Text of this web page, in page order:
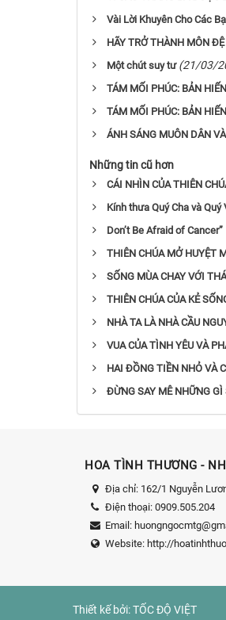
Vài Lời Khuyên Cho Các
HÃY TRỞ THÀNH MÔN
Một chút suy tư (21/03/
TÁM MỐI PHÚC: BẢN
TÁM MỐI PHÚC: BẢN
ÁNH SÁNG MUÔN DÂN
Những tin cũ hơn
CÁI NHÌN CỦA THIÊN
Kính thưa Quý Cha và Quý
Don’t Be Afraid of Cancer”
THIÊN CHÚA MỞ HUYỆT
SỐNG MÙA CHAY VỚI
THIÊN CHÚA CỦA KẺ
NHÀ TA LÀ NHÀ CẦU
VUA CỦA TÌNH YÊU VÀ
HAI ĐỒNG TIỀN NHỎ VÀ
ĐỪNG SAY MÊ NHỮNG GÌ
HOA TÌNH THƯƠNG -
Địa chỉ: 162/1 Nguyễn
Điện thoại: 0909.505.204
Email:
Website: http://
Thiết kế bởi:TỐC ĐỘ VIỆT